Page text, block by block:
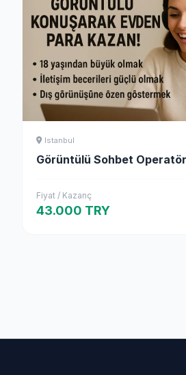
Istanbul
Görüntülü Sohbet
Fiyat / Kazanç
43.000 TRY